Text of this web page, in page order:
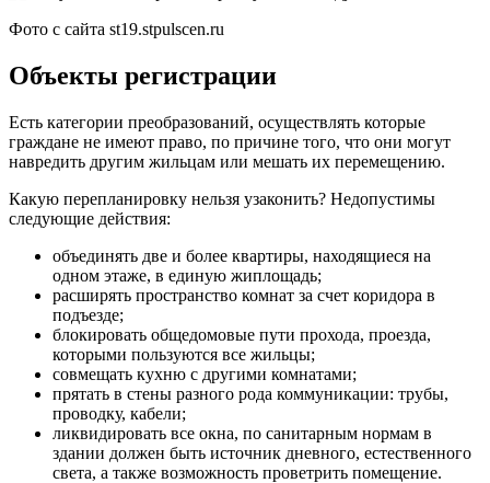
Фото с сайта st19.stpulscen.ru
Объекты регистрации
Есть категории преобразований, осуществлять которые
граждане не имеют право, по причине того, что они могут
навредить другим жильцам или мешать их перемещению.
Какую перепланировку нельзя узаконить? Недопустимы
следующие действия:
объединять две и более квартиры, находящиеся на
одном этаже, в единую жиплощадь;
расширять пространство комнат за счет коридора в
подъезде;
блокировать общедомовые пути прохода, проезда,
которыми пользуются все жильцы;
совмещать кухню с другими комнатами;
прятать в стены разного рода коммуникации: трубы,
проводку, кабели;
ликвидировать все окна, по санитарным нормам в
здании должен быть источник дневного, естественного
света, а также возможность проветрить помещение.